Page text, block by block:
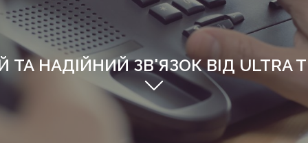
ТА НАДІЙНИЙ ЗВ'ЯЗОК ВІД ULTRA